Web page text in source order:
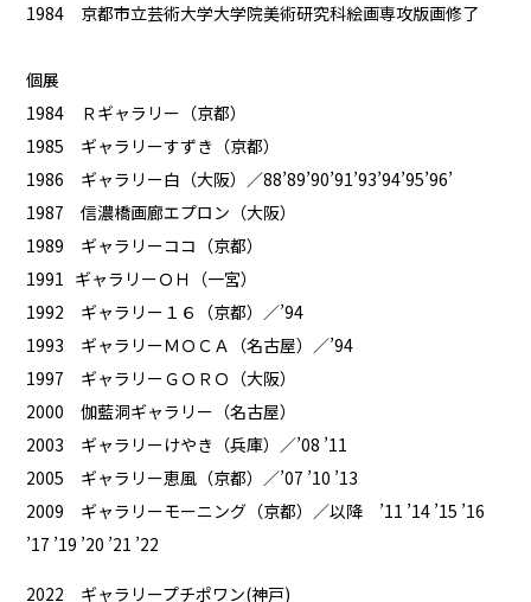
1984 京都市立芸術大学大学院美術研究科絵画専攻版画修了
個展
1984 Ｒギャラリー（京都）
1985 ギャラリーすずき（京都）
1986 ギャラリー白（大阪）／88’89’90’91’93’94’95’96’
1987 信濃橋画廊エプロン（大阪）
1989 ギャラリーココ（京都）
1991 ギャラリーＯＨ（一宮）
1992 ギャラリー１６（京都）／’94
1993 ギャラリーＭＯＣＡ（名古屋）／’94
1997 ギャラリーＧＯＲＯ（大阪）
2000 伽藍洞ギャラリー（名古屋）
2003 ギャラリーけやき（兵庫）／’08 ’11
2005 ギャラリー恵風（京都）／’07 ’10 ’13
2009 ギャラリーモーニング（京都）／以降 ’11 ’14 ’15 ’16
’17 ’19 ’20 ’21 ’22
2022 ギャラリープチポワン(神戸)